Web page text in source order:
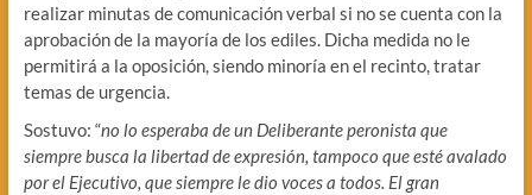
realizar minutas de comunicación verbal si no se cuenta con la
aprobación de la mayoría de los ediles. Dicha medida no le
permitirá a la oposición, siendo minoría en el recinto, tratar
temas de urgencia.
Sostuvo: “no lo esperaba de un Deliberante peronista que
siempre busca la libertad de expresión, tampoco que esté avalado
por el Ejecutivo, que siempre le dio voces a todos. El gran